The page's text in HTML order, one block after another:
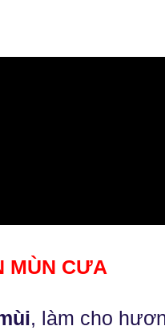
MÙN CƯA
, làm cho